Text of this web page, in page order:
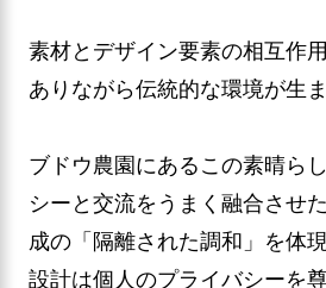
素材とデザイン要素の相互作
ありながら伝統的な環境が生ま
ブドウ農園にあるこの素晴ら
シーと交流をうまく融合させ
成の「隔離された調和」を体
設計は個人のプライバシーを